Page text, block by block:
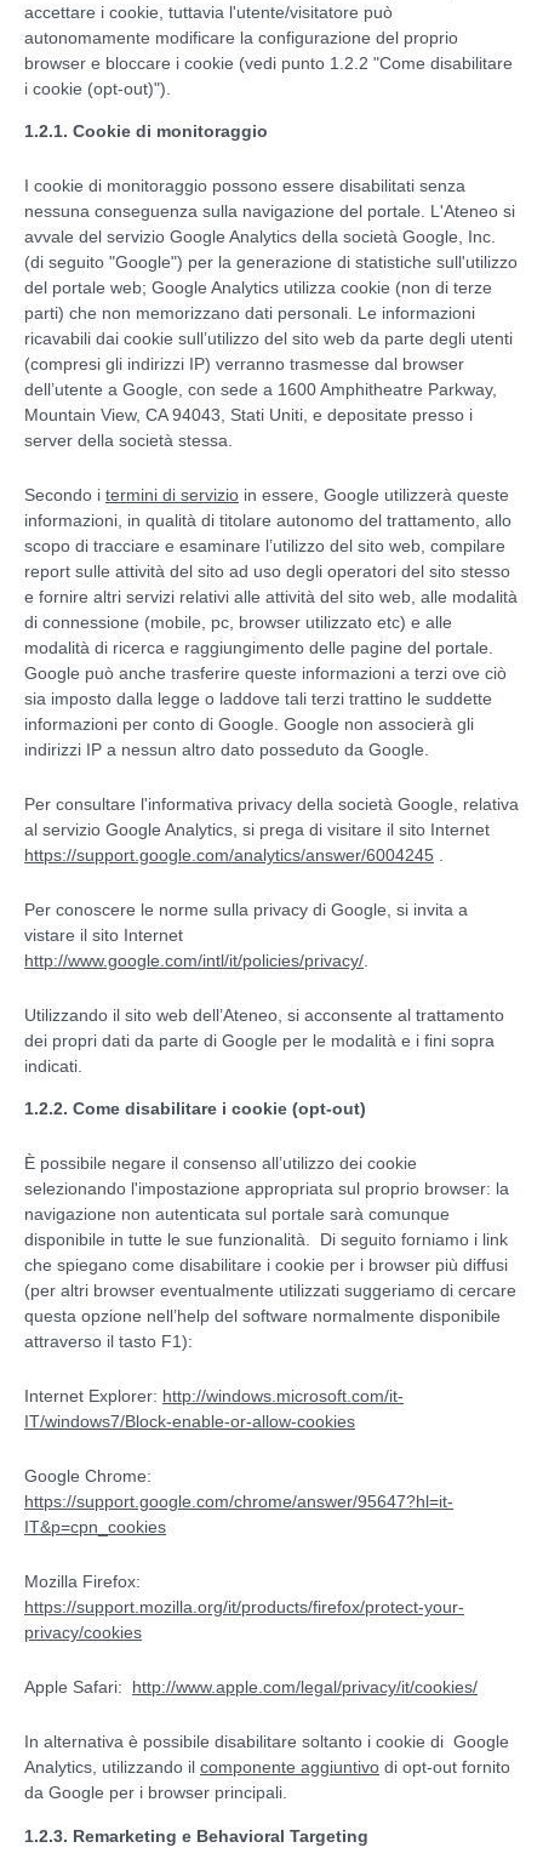
accettare i cookie, tuttavia l'utente/visitatore può
autonomamente modificare la configurazione del proprio
browser e bloccare i cookie (vedi punto 1.2.2 "Come disabilitare
i cookie (opt-out)").
1.2.1. Cookie di monitoraggio
I cookie di monitoraggio possono essere disabilitati senza
nessuna conseguenza sulla navigazione del portale. L'Ateneo si
avvale del servizio Google Analytics della società Google, Inc.
(di seguito "Google") per la generazione di statistiche sull'utilizzo
del portale web; Google Analytics utilizza cookie (non di terze
parti) che non memorizzano dati personali. Le informazioni
ricavabili dai cookie sull’utilizzo del sito web da parte degli utenti
(compresi gli indirizzi IP) verranno trasmesse dal browser
dell’utente a Google, con sede a 1600 Amphitheatre Parkway,
Mountain View, CA 94043, Stati Uniti, e depositate presso i
server della società stessa.
Secondo i termini di servizio in essere, Google utilizzerà queste
informazioni, in qualità di titolare autonomo del trattamento, allo
scopo di tracciare e esaminare l’utilizzo del sito web, compilare
report sulle attività del sito ad uso degli operatori del sito stesso
e fornire altri servizi relativi alle attività del sito web, alle modalità
di connessione (mobile, pc, browser utilizzato etc) e alle
modalità di ricerca e raggiungimento delle pagine del portale.
Google può anche trasferire queste informazioni a terzi ove ciò
sia imposto dalla legge o laddove tali terzi trattino le suddette
informazioni per conto di Google. Google non associerà gli
indirizzi IP a nessun altro dato posseduto da Google.
Per consultare l'informativa privacy della società Google, relativa
al servizio Google Analytics, si prega di visitare il sito Internet
https://support.google.com/analytics/answer/6004245
Per conoscere le norme sulla privacy di Google, si invita a
vistare il sito Internet
http://www.google.com/intl/it/policies/privacy/
Utilizzando il sito web dell’Ateneo, si acconsente al trattamento
dei propri dati da parte di Google per le modalità e i fini sopra
indicati.
1.2.2. Come disabilitare i cookie (opt-out)
È possibile negare il consenso all’utilizzo dei cookie
selezionando l'impostazione appropriata sul proprio browser: la
navigazione non autenticata sul portale sarà comunque
disponibile in tutte le sue funzionalità. Di seguito forniamo i link
che spiegano come disabilitare i cookie per i browser più diffusi
(per altri browser eventualmente utilizzati suggeriamo di cercare
questa opzione nell’help del software normalmente disponibile
attraverso il tasto F1):
Internet Explorer: http://windows.microsoft.com/it-
IT/windows7/Block-enable-or-allow-cookies
Google Chrome:
https://support.google.com/chrome/answer/95647?hl=it-
IT&p=cpn_cookies
Mozilla Firefox:
https://support.mozilla.org/it/products/firefox/protect-your-
privacy/cookies
Apple Safari: http://www.apple.com/legal/privacy/it/cookies/
In alternativa è possibile disabilitare soltanto i cookie di Google
Analytics, utilizzando il componente aggiuntivo di opt-out fornito
da Google per i browser principali.
1.2.3. Remarketing e Behavioral Targeting